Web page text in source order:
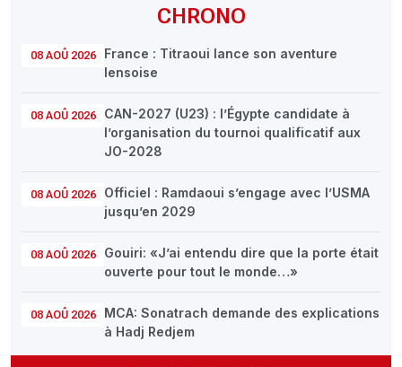
CHRONO
08 AOÛ 2026
France : Titraoui lance son aventure
lensoise
08 AOÛ 2026
CAN-2027 (U23) : l’Égypte candidate à
l’organisation du tournoi qualificatif aux
JO-2028
08 AOÛ 2026
Officiel : Ramdaoui s’engage avec l’USMA
jusqu’en 2029
08 AOÛ 2026
Gouiri: «J’ai entendu dire que la porte était
ouverte pour tout le monde…»
08 AOÛ 2026
MCA: Sonatrach demande des explications
à Hadj Redjem